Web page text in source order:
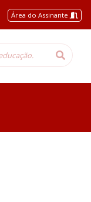
Área do Assinante